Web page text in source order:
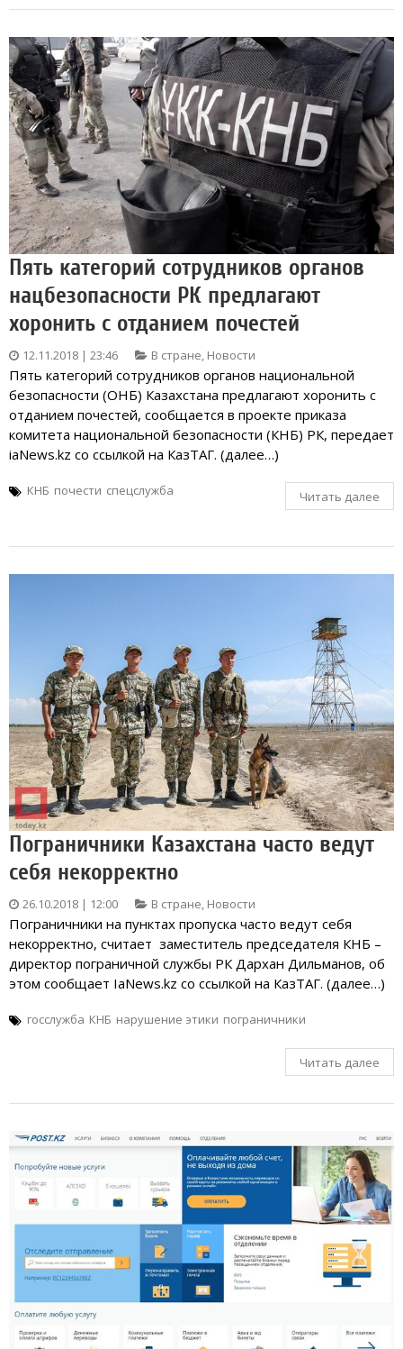
Пять категорий сотрудников органов
нацбезопасности РК предлагают
хоронить с отданием почестей
12.11.2018 | 23:46 В стране, Новости
Пять категорий сотрудников органов национальной
безопасности (ОНБ) Казахстана предлагают хоронить с
отданием почестей, сообщается в проекте приказа
комитета национальной безопасности (КНБ) РК, передает
iaNews.kz со ссылкой на КазТАГ. (далее…)
КНБ почести спецслужба Читать далее
Пограничники Казахстана часто ведут
себя некорректно
26.10.2018 | 12:00 В стране, Новости
Пограничники на пунктах пропуска часто ведут себя
некорректно, считает заместитель председателя КНБ –
ди⁠ректор пограничной службы РК Дархан Дильманов, об
этом сообщает IaNews.kz со ссылкой на КазТАГ. (далее…)
госслужба КНБ нарушение этики пограничники
Читать далее